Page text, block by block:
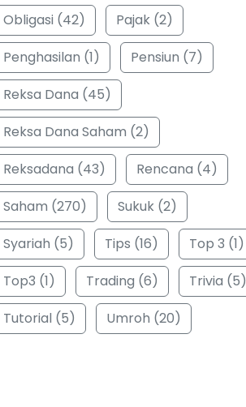
Obligasi (42)
Pajak (2)
Penghasilan (1)
Pensiun (7)
Reksa Dana (45)
Reksa Dana Saham (2)
Reksadana (43)
Rencana (4)
Saham (270)
Sukuk (2)
Syariah (5)
Tips (16)
Top 3 (1)
Top3 (1)
Trading (6)
Trivia (5)
Tutorial (5)
Umroh (20)